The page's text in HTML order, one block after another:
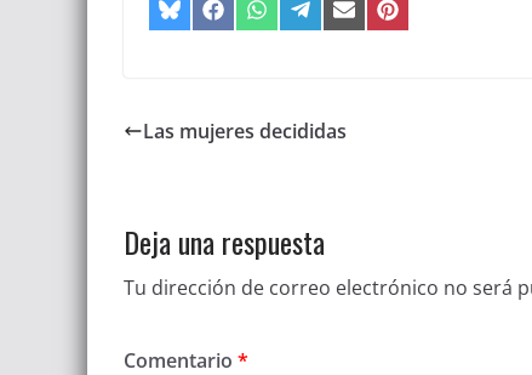
Compartir
en
Compartir
en
Compartir
en
Compartir
en
Compartir
en
Compartir
en
Las mujeres decididas
Deja una respuesta
Tu dirección de correo electrónico no será
Comentario *